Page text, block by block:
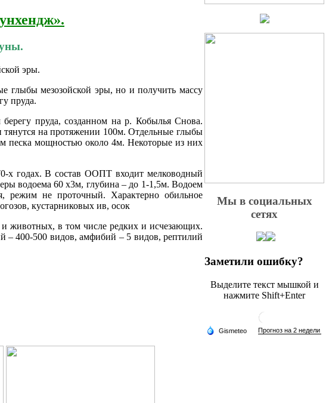
эры.
глыбы мезозойской эры, но и получить массу
пруда.
пруда, созданном на р. Кобылья Снова.
тянутся на протяжении 100м. Отдельные глыбы
песка мощностью около 4м. Некоторые из них
х годах. В состав ООПТ входит мелководный
водоема 60 х3м, глубина – до 1-1,5м. Водоем
режим не проточный. Характерно обильное
кустарниковых ив, осок
животных, в том числе редких и исчезающих.
– 400-500 видов, амфибий – 5 видов, рептилий
Мы в социальных
сетях
Заметили ошибку?
Выделите текст мышкой и
нажмите Shift+Enter